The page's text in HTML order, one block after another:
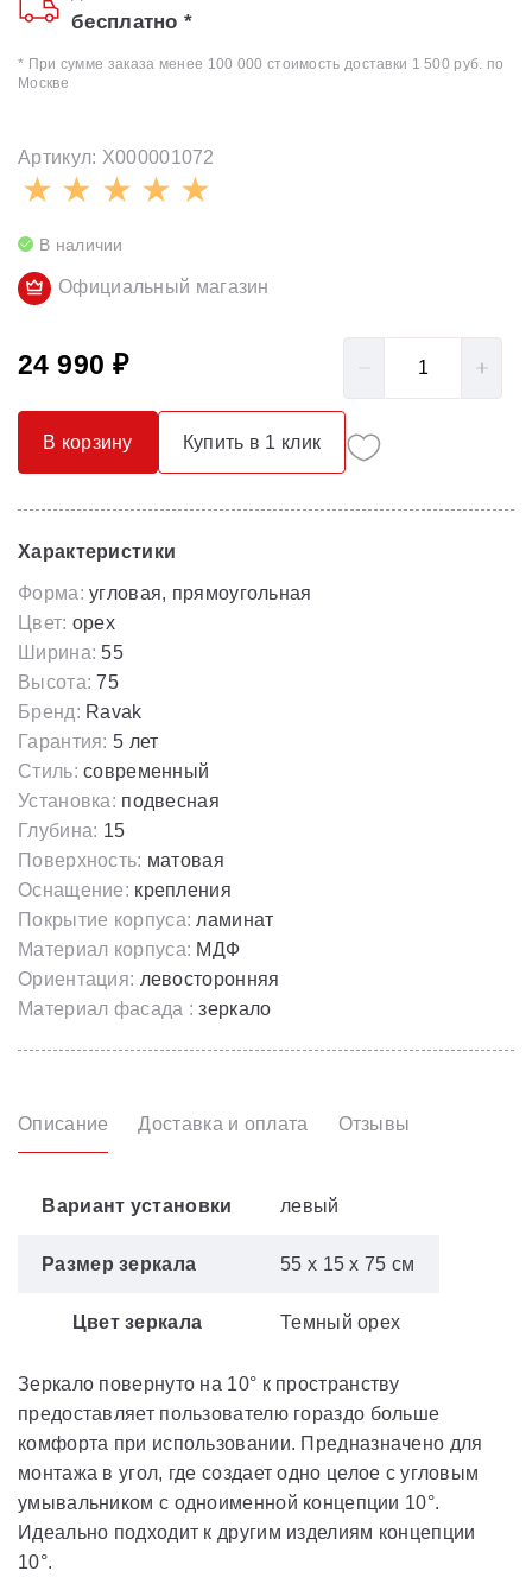
бесплатно *
* При сумме заказа менее 100 000 стоимость доставки 1 500 руб. по
Москве
Артикул: X000001072
В наличии
Официальный магазин
24 990 ₽
В корзину Купить в 1 клик
Характеристики
Форма: угловая, прямоугольная
Цвет: орех
Ширина: 55
Высота: 75
Бренд: Ravak
Гарантия: 5 лет
Стиль: современный
Установка: подвесная
Глубина: 15
Поверхность: матовая
Оснащение: крепления
Покрытие корпуса: ламинат
Материал корпуса: МДФ
Ориентация: левосторонняя
Материал фасада : зеркало
Описание Доставка и оплата Отзывы
Вариант установки левый
Размер зеркала 55 x 15 x 75 см
Цвет зеркала Темный орех
Зеркало повернуто на 10° к пространству
предоставляет пользователю гораздо больше
комфорта при использовании. Предназначено для
монтажа в угол, где создает одно целое с угловым
умывальником с одноименной концепции 10°.
Идеально подходит к другим изделиям концепции
10°.